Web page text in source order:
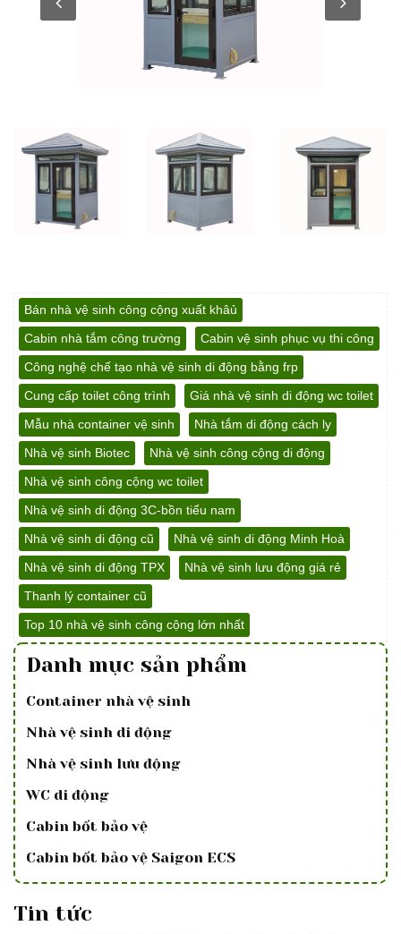
Bán nhà vệ sinh công cộng xuất khâủ
Cabin nhà tắm công trường
Cabin vệ sinh phục vụ thi công
Công nghệ chế tạo nhà vệ sinh di động bằng frp
Cung cấp toilet công trình
Giá nhà vệ sinh di động wc toilet
Mẫu nhà container vệ sinh
Nhà tắm di động cách ly
Nhà vệ sinh Biotec
Nhà vệ sinh công cộng di động
Nhà vệ sinh công cộng wc toilet
Nhà vệ sinh di động 3C-bồn tiểu nam
Nhà vệ sinh di động cũ
Nhà vệ sinh di động Minh Hoà
Nhà vệ sinh di động TPX
Nhà vệ sinh lưu động giá rẻ
Thanh lý container cũ
Top 10 nhà vệ sinh công cộng lớn nhất
Danh mục sản phẩm
Container nhà vệ sinh
Nhà vệ sinh di động
Nhà vệ sinh lưu động
WC di động
Cabin bốt bảo vệ
Cabin bốt bảo vệ Saigon ECS
Tin tức